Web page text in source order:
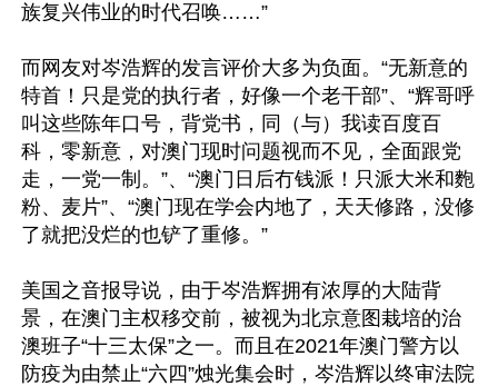
族复兴伟业的时代召唤……”
而网友对岑浩辉的发言评价大多为负面。“无新意的
特首！只是党的执行者，好像一个老干部”、“辉哥呼
叫这些陈年口号，背党书，同（与）我读百度百
科，零新意，对澳门现时问题视而不见，全面跟党
走，一党一制。”、“澳门日后冇钱派！只派大米和麭
粉、麦片”、“澳门现在学会内地了，天天修路，没修
了就把没烂的也铲了重修。”
美国之音报导说，由于岑浩辉拥有浓厚的大陆背
景，在澳门主权移交前，被视为北京意图栽培的治
澳班子“十三太保”之一。而且在2021年澳门警方以
防疫为由禁止“六四”烛光集会时，岑浩辉以终审法院